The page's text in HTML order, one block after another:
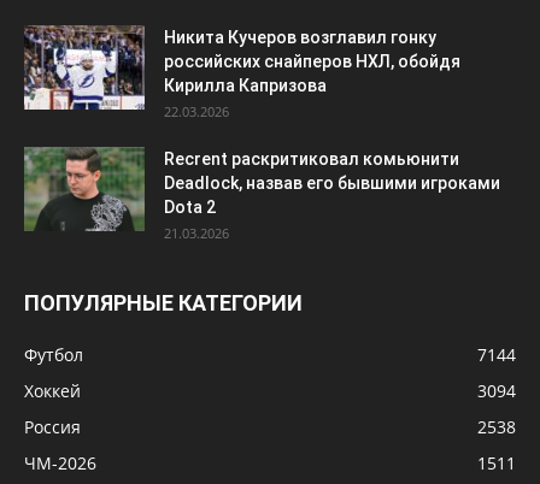
Никита Кучеров возглавил гонку
российских снайперов НХЛ, обойдя
Кирилла Капризова
22.03.2026
Recrent раскритиковал комьюнити
Deadlock, назвав его бывшими игроками
Dota 2
21.03.2026
ПОПУЛЯРНЫЕ КАТЕГОРИИ
Футбол
7144
Хоккей
3094
Россия
2538
ЧМ-2026
1511